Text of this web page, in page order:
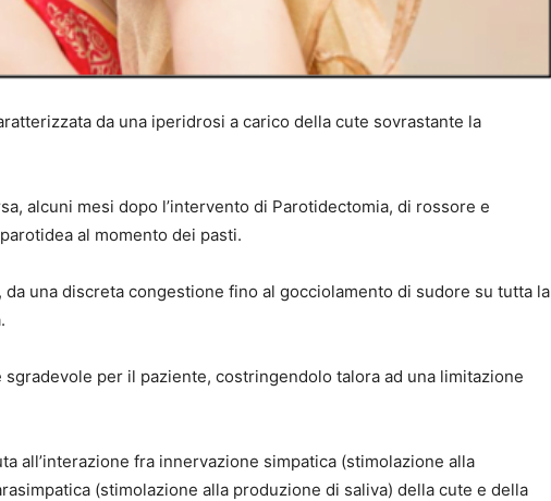
da una iperidrosi a carico della cute sovrastante la
alcuni mesi dopo l’intervento di Parotidectomia, di rossore e
al momento dei pasti.
da una discreta congestione fino al gocciolamento di sudore su tutta la
sgradevole per il paziente, costringendolo talora ad una limitazione
all’interazione fra innervazione simpatica (stimolazione alla
(stimolazione alla produzione di saliva) della cute e della